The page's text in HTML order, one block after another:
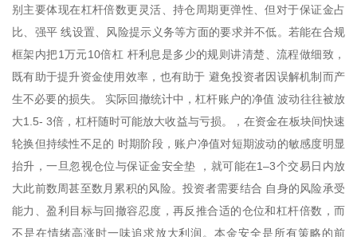
别主要体现在杠杆倍数更灵活、持仓周期更弹性、但对于保证金占
比、强平 线设置、风险提示义务等方面的要求并不低。若能在合规
框架内把1万元10倍杠 杆利息是多少的规则讲清楚、流程做细致，
既有助于提升资金使用效率，也有助于 避免投资者因误解机制而产
生不必要的损失。 实际回撤统计中，杠杆账户的净值 波动往往被放
大1.5- 3倍，杠杆随时可能放大收益与亏损。，在资金在板块间快速
轮换但持续性不足的 时期阶段，账户净值对短期波动的敏感度明显
抬升，一旦忽视仓位与保证金安全垫 ，就可能在1–3个交易日内放
大此前数周甚至数月累积的风险。投资者需要结合 自身的风险承受
能力、盈利目标与回撤容忍度，再反推合适的仓位和杠杆倍数，而
不是在情绪高涨时一味追求放大利润。本金安全是所有策略的前